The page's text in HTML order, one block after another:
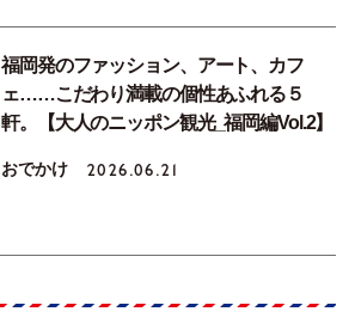
福岡発のファッション、アート、カフ
ェ……こだわり満載の個性あふれる５
軒。【大人のニッポン観光_福岡編Vol.2】
おでかけ 2026.06.21